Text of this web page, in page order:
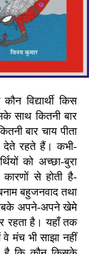
विद्यार्थी किस
साथ कितनी बार
बार चाय पीता
देते रहते हैं। कभी-
को अच्छा-बुरा
से होती है-
बहुजनवाद तथा
सबके अपने-अपने खेमे
है। यहाँ तक
मंच भी साझा नहीं